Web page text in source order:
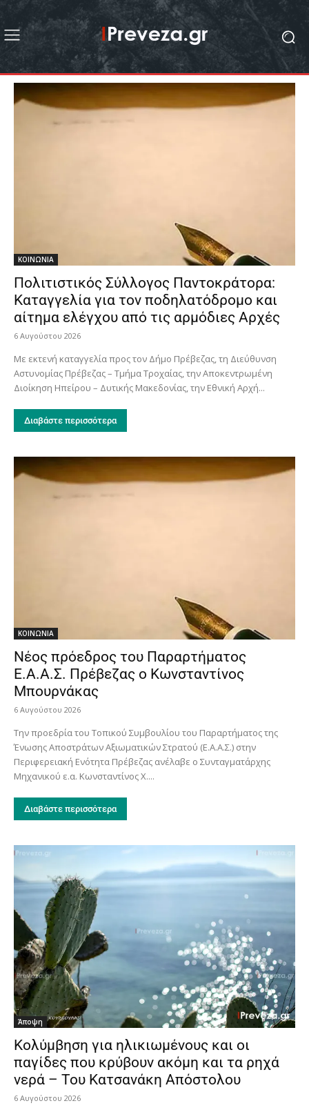
ΚΟΙΝΩΝΙΑ
Πολιτιστικός Σύλλογος Παντοκράτορα:
Καταγγελία για τον ποδηλατόδρομο και
αίτημα ελέγχου από τις αρμόδιες Αρχές
6 Αυγούστου 2026
Με εκτενή καταγγελία προς τον Δήμο Πρέβεζας, τη Διεύθυνση
Αστυνομίας Πρέβεζας – Τμήμα Τροχαίας, την Αποκεντρωμένη
Διοίκηση Ηπείρου – Δυτικής Μακεδονίας, την Εθνική Αρχή...
Διαβάστε περισσότερα
ΚΟΙΝΩΝΙΑ
Νέος πρόεδρος του Παραρτήματος
Ε.Α.Α.Σ. Πρέβεζας ο Κωνσταντίνος
Μπουρνάκας
6 Αυγούστου 2026
Την προεδρία του Τοπικού Συμβουλίου του Παραρτήματος της
Ένωσης Αποστράτων Αξιωματικών Στρατού (Ε.Α.Α.Σ.) στην
Περιφερειακή Ενότητα Πρέβεζας ανέλαβε ο Συνταγματάρχης
Μηχανικού ε.α. Κωνσταντίνος Χ....
Διαβάστε περισσότερα
Άποψη
Κολύμβηση για ηλικιωμένους και οι
παγίδες που κρύβουν ακόμη και τα ρηχά
νερά – Του Κατσανάκη Απόστολου
6 Αυγούστου 2026